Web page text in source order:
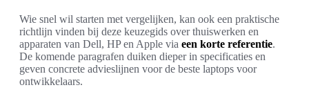
Wie snel wil starten met vergelijken, kan ook een praktische
richtlijn vinden bij deze keuzegids over thuiswerken en
apparaten van Dell, HP en Apple via een korte referentie.
De komende paragrafen duiken dieper in specificaties en
geven concrete advieslijnen voor de beste laptops voor
ontwikkelaars.